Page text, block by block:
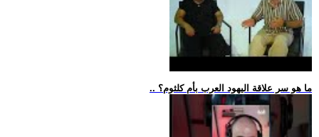
.. ما هو سر علاقة اليهود العرب بأم كلثوم؟